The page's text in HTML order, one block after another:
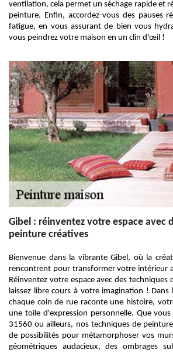
ventilation, cela permet un séchage rapide et
peinture. Enfin, accordez-vous des pauses
fatigue, en vous assurant de bien vous
vous peindrez votre maison en un clin d'œil !
Gibel : réinventez votre espace avec
peinture créatives
Bienvenue dans la vibrante Gibel, où la
rencontrent pour transformer votre intérieur
Réinventez votre espace avec des techniques
laissez libre cours à votre imagination ! Dans
chaque coin de rue raconte une histoire,
une toile d'expression personnelle. Que
31560 ou ailleurs, nos techniques de
de possibilités pour métamorphoser vos
géométriques audacieux, des ombrages